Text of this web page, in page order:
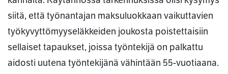
siitä, että työnantajan maksuluokkaan vaikuttavien
työkyvyttömyyseläkkeiden joukosta poistettaisiin
sellaiset tapaukset, joissa työntekijä on palkattu
aidosti uutena työntekijänä vähintään 55-vuotiaana.